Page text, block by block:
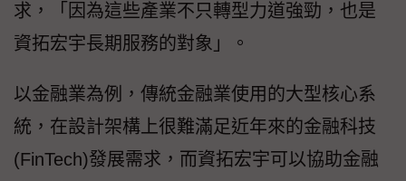
求，「因為這些產業不只轉型力道強勁，也是
資拓宏宇長期服務的對象」。
以金融業為例，傳統金融業使用的大型核心系
統，在設計架構上很難滿足近年來的金融科技
(FinTech)發展需求，而資拓宏宇可以協助金融